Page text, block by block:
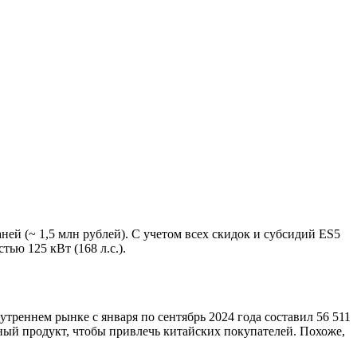
(~ 1,5 млн рублей). С учетом всех скидок и субсидий ES5
125 кВт (168 л.с.).
рынке с января по сентябрь 2024 года составил 56 511
продукт, чтобы привлечь китайских покупателей. Похоже,